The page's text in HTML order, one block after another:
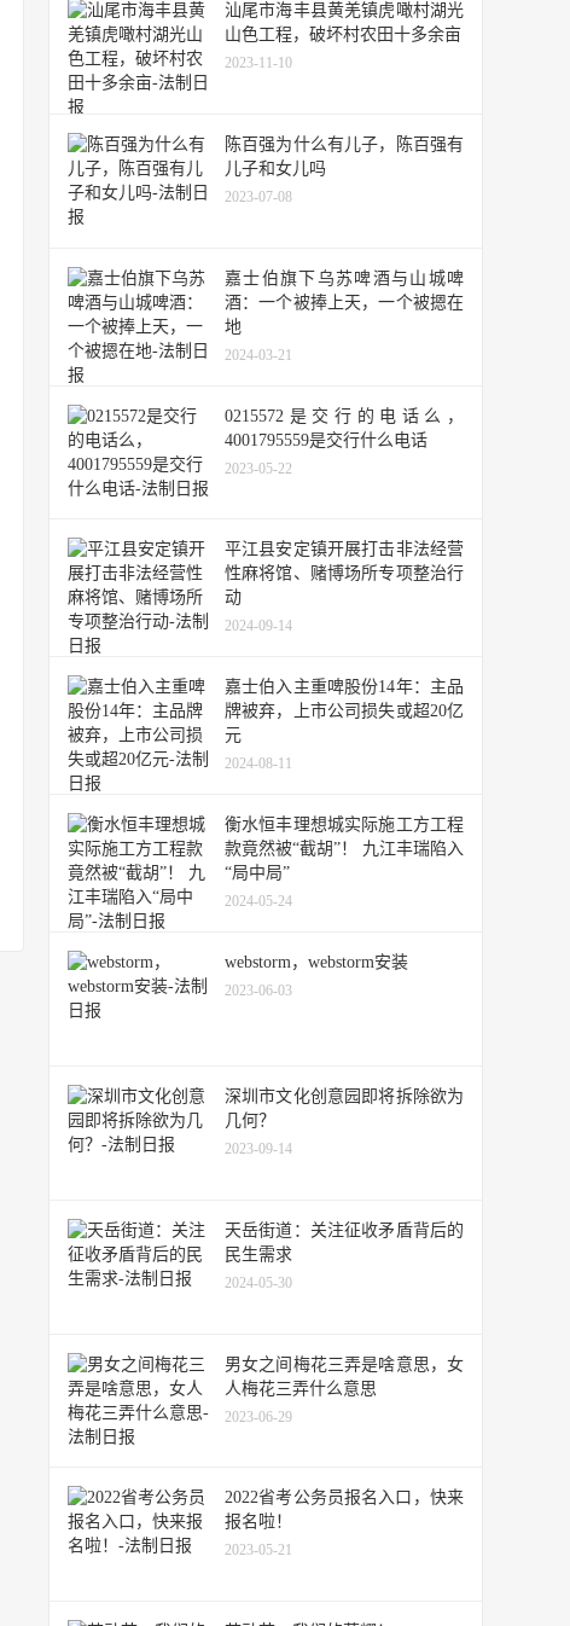
汕尾市海丰县黄羌镇虎噉村湖光
山色工程，破坏村农田十多余亩
2023-11-10
陈百强为什么有儿子，陈百强有
儿子和女儿吗
2023-07-08
嘉士伯旗下乌苏啤酒与山城啤
酒：一个被捧上天，一个被摁在
地
2024-03-21
0215572是交行的电话么，
4001795559是交行什么电话
2023-05-22
平江县安定镇开展打击非法经营
性麻将馆、赌博场所专项整治行
动
2024-09-14
嘉士伯入主重啤股份14年：主品
牌被弃，上市公司损失或超20亿
元
2024-08-11
衡水恒丰理想城实际施工方工程
款竟然被“截胡”！ 九江丰瑞陷入
“局中局”
2024-05-24
webstorm，webstorm安装
2023-06-03
深圳市文化创意园即将拆除欲为
几何？
2023-09-14
天岳街道：关注征收矛盾背后的
民生需求
2024-05-30
男女之间梅花三弄是啥意思，女
人梅花三弄什么意思
2023-06-29
2022省考公务员报名入口，快来
报名啦！
2023-05-21